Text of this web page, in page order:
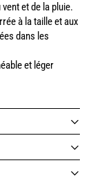
et de la pluie.
à la taille et aux
dans les
et léger